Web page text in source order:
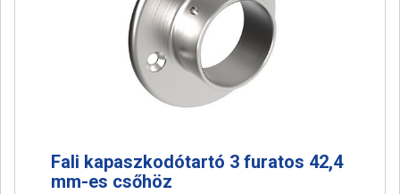
Fali kapaszkodótartó 3 furatos 42,4
mm-es csőhöz